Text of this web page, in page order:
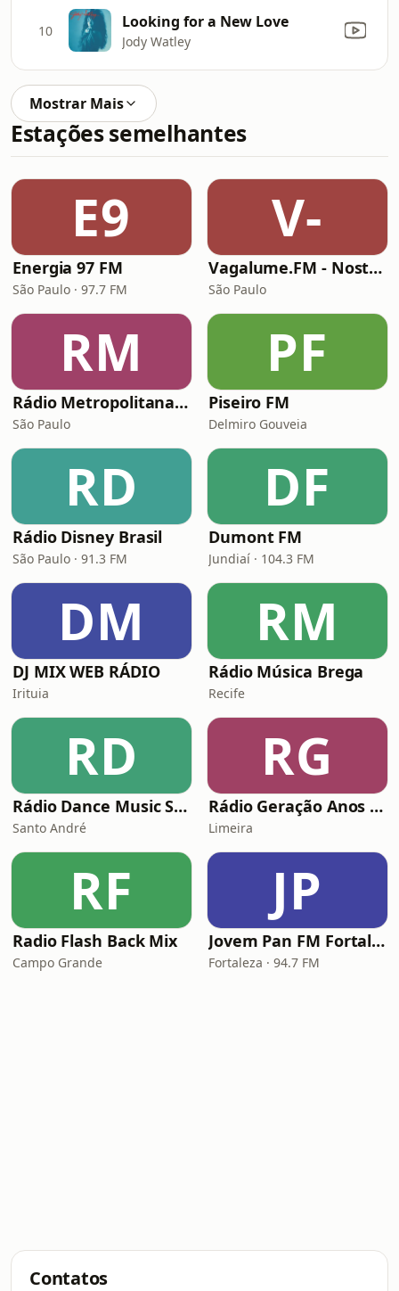
10 Looking for a New Love
Jody Watley
Mostrar Mais
Estações semelhantes
E9
Energia 97 FM
São Paulo · 97.7 FM
V-
Vagalume.FM - Nostalgia (anos 2000)
São Paulo
RM
Rádio Metropolitana MPB
São Paulo
PF
Piseiro FM
Delmiro Gouveia
RD
Rádio Disney Brasil
São Paulo · 91.3 FM
DF
Dumont FM
Jundiaí · 104.3 FM
DM
DJ MIX WEB RÁDIO
Irituia
RM
Rádio Música Brega
Recife
RD
Rádio Dance Music Super Hits
Santo André
RG
Rádio Geração Anos 80s Flashback
Limeira
RF
Radio Flash Back Mix
Campo Grande
JP
Jovem Pan FM Fortaleza
Fortaleza · 94.7 FM
Contatos